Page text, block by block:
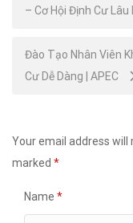
navigation
– Cơ Hội Định Cư Lâu
Đào Tạo Nhân Viên
Cư Dễ Dàng | APEC
Your email address will
marked *
Name *